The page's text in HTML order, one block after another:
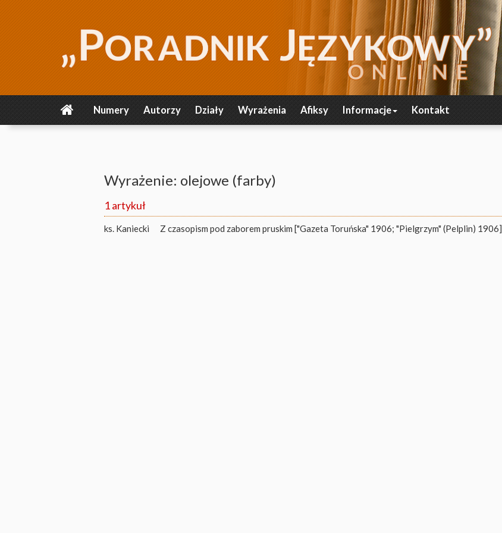
Numery Autorzy Działy Wyrażenia Afiksy Informacje Kontakt
Wyrażenie: olejowe (farby)
1 artykuł
ks. Kaniecki Z czasopism pod zaborem pruskim ["Gazeta Toruńska" 1906; "Pielgrzym" (Pelplin) 1906]